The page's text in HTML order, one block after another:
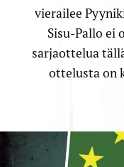
vierailee
Sisu-Pallo ei
sarjaottelua
ottelusta on